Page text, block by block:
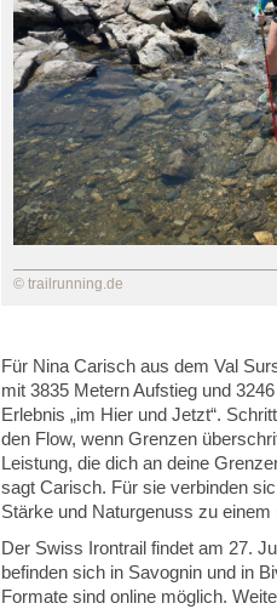
© trailrunning.de
Für Nina Carisch aus dem Val
mit 3835 Metern Aufstieg und
Erlebnis „im Hier und Jetzt“.
den Flow, wenn Grenzen
Leistung, die dich an deine
sagt Carisch. Für sie verbinden
Stärke und Naturgenuss zu
Der Swiss Irontrail findet am 27.
befinden sich in Savognin und in
Formate sind online möglich.